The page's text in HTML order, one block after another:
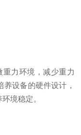
重力环境，减少重力
设备的硬件设计，
境稳定。